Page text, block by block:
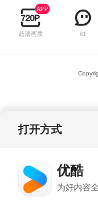
超清画质 81
打开方式
优酷
为好内容